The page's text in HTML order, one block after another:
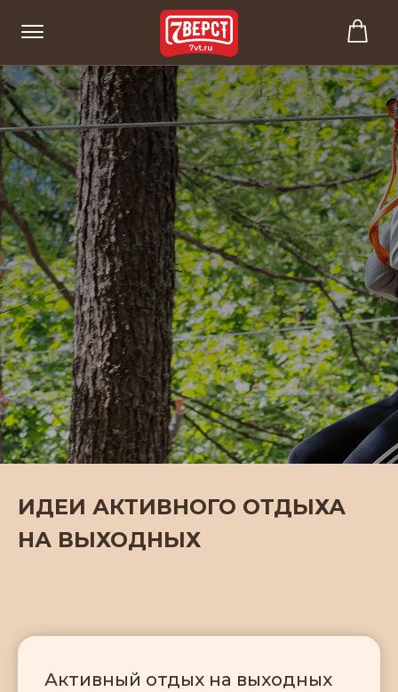
ИДЕИ АКТИВНОГО ОТДЫХА
НА ВЫХОДНЫХ
Активный отдых на выходных